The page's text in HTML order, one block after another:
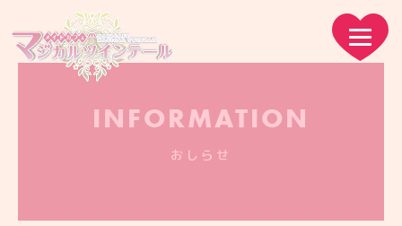
INFORMATION
おしらせ